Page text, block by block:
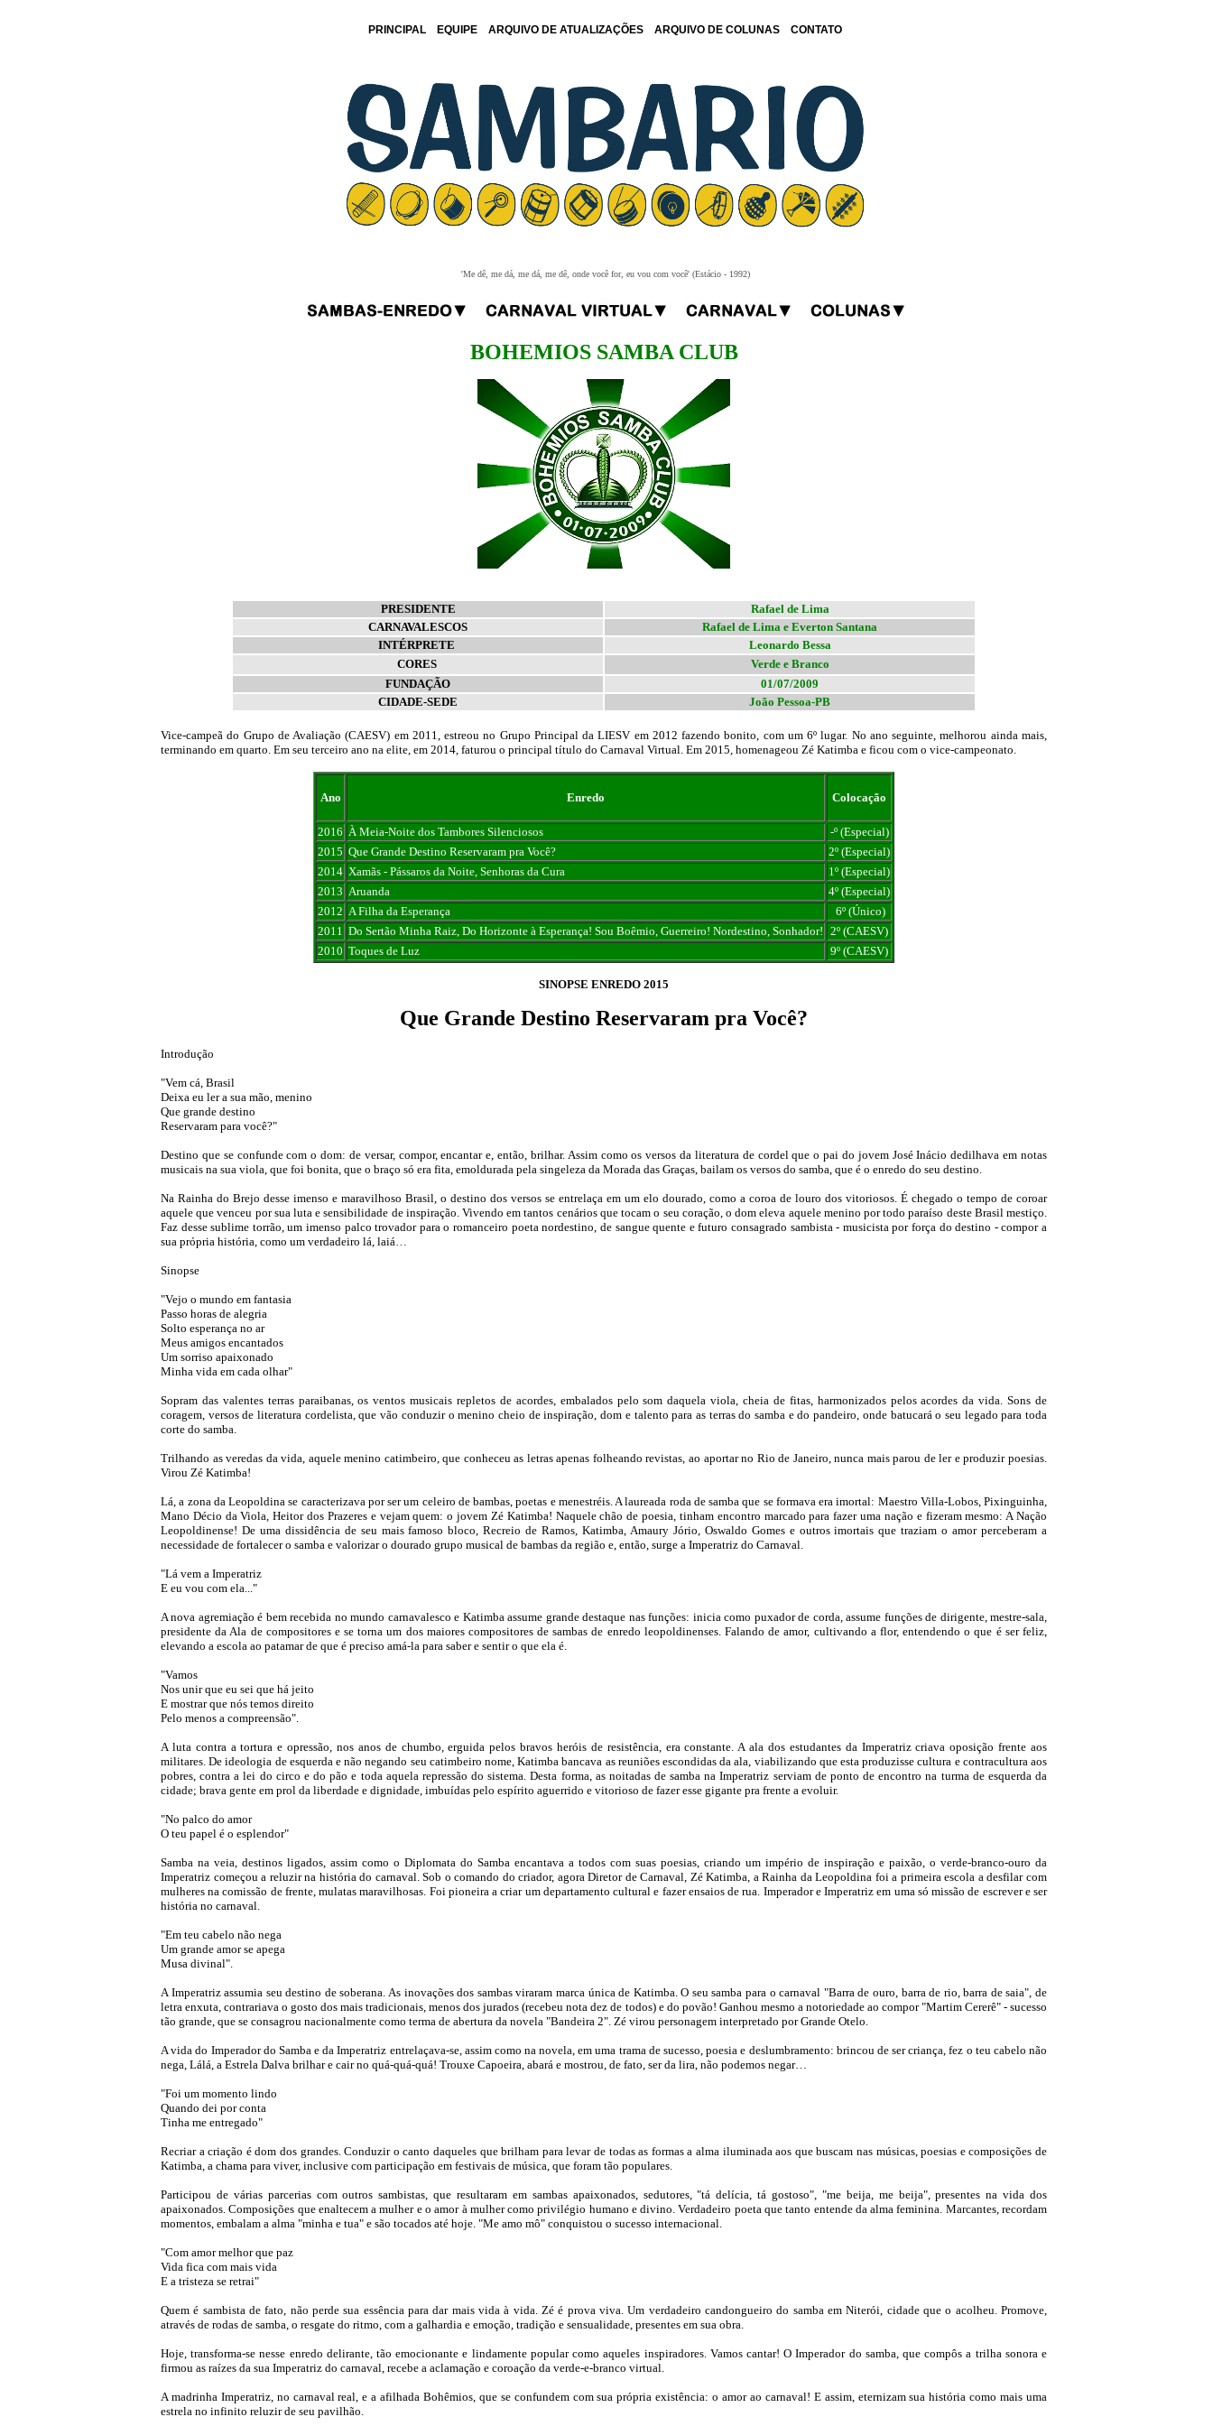
PRINCIPAL EQUIPE ARQUIVO DE ATUALIZAÇÕES ARQUIVO DE COLUNAS CONTATO
'Me dê, me dá, me dá, me dê, onde você for, eu vou com você' (Estácio - 1992)
BOHEMIOS SAMBA CLUB
PRESIDENTE
Rafael de Lima
CARNAVALESCOS
Rafael de Lima e Everton Santana
INTÉRPRETE
Leonardo Bessa
CORES
Verde e Branco
FUNDAÇÃO
01/07/2009
CIDADE-SEDE
João Pessoa-PB
Vice-campeã do Grupo de Avaliação (CAESV) em 2011, estreou no Grupo Principal da LIESV em 2012 fazendo bonito, com um 6º lugar. No ano seguinte, melhorou ainda mais,
terminando em quarto. Em seu terceiro ano na elite, em 2014, faturou o principal título do Carnaval Virtual. Em 2015, homenageou Zé Katimba e ficou com o vice-campeonato.
Ano Enredo Colocação
2016 À Meia-Noite dos Tambores Silenciosos
-º (Especial)
2015 Que Grande Destino Reservaram pra Você?
2º (Especial)
2014 Xamãs - Pássaros da Noite, Senhoras da Cura
1º (Especial)
2013 Aruanda
4º (Especial)
2012 A Filha da Esperança
6º (Único)
2011 Do Sertão Minha Raiz, Do Horizonte à Esperança! Sou Boêmio, Guerreiro! Nordestino, Sonhador! 2º (CAESV)
2010 Toques de Luz 9º (CAESV)
SINOPSE ENREDO 2015
Que Grande Destino Reservaram pra Você?
Introdução
"Vem cá, Brasil
Deixa eu ler a sua mão, menino
Que grande destino
Reservaram para você?"
Destino que se confunde com o dom: de versar, compor, encantar e, então, brilhar. Assim como os versos da literatura de cordel que o pai do jovem José Inácio dedilhava em notas
musicais na sua viola, que foi bonita, que o braço só era fita, emoldurada pela singeleza da Morada das Graças, bailam os versos do samba, que é o enredo do seu destino.
Na Rainha do Brejo desse imenso e maravilhoso Brasil, o destino dos versos se entrelaça em um elo dourado, como a coroa de louro dos vitoriosos. É chegado o tempo de coroar
aquele que venceu por sua luta e sensibilidade de inspiração. Vivendo em tantos cenários que tocam o seu coração, o dom eleva aquele menino por todo paraíso deste Brasil mestiço.
Faz desse sublime torrão, um imenso palco trovador para o romanceiro poeta nordestino, de sangue quente e futuro consagrado sambista - musicista por força do destino - compor a
sua própria história, como um verdadeiro lá, laiá…
Sinopse
"Vejo o mundo em fantasia
Passo horas de alegria
Solto esperança no ar
Meus amigos encantados
Um sorriso apaixonado
Minha vida em cada olhar"
Sopram das valentes terras paraibanas, os ventos musicais repletos de acordes, embalados pelo som daquela viola, cheia de fitas, harmonizados pelos acordes da vida. Sons de
coragem, versos de literatura cordelista, que vão conduzir o menino cheio de inspiração, dom e talento para as terras do samba e do pandeiro, onde batucará o seu legado para toda
corte do samba.
Trilhando as veredas da vida, aquele menino catimbeiro, que conheceu as letras apenas folheando revistas, ao aportar no Rio de Janeiro, nunca mais parou de ler e produzir poesias.
Virou Zé Katimba!
Lá, a zona da Leopoldina se caracterizava por ser um celeiro de bambas, poetas e menestréis. A laureada roda de samba que se formava era imortal: Maestro Villa-Lobos, Pixinguinha,
Mano Décio da Viola, Heitor dos Prazeres e vejam quem: o jovem Zé Katimba! Naquele chão de poesia, tinham encontro marcado para fazer uma nação e fizeram mesmo: A Nação
Leopoldinense! De uma dissidência de seu mais famoso bloco, Recreio de Ramos, Katimba, Amaury Jório, Oswaldo Gomes e outros imortais que traziam o amor perceberam a
necessidade de fortalecer o samba e valorizar o dourado grupo musical de bambas da região e, então, surge a Imperatriz do Carnaval.
"Lá vem a Imperatriz
E eu vou com ela..."
A nova agremiação é bem recebida no mundo carnavalesco e Katimba assume grande destaque nas funções: inicia como puxador de corda, assume funções de dirigente, mestre-sala,
presidente da Ala de compositores e se torna um dos maiores compositores de sambas de enredo leopoldinenses. Falando de amor, cultivando a flor, entendendo o que é ser feliz,
elevando a escola ao patamar de que é preciso amá-la para saber e sentir o que ela é.
"Vamos
Nos unir que eu sei que há jeito
E mostrar que nós temos direito
Pelo menos a compreensão".
A luta contra a tortura e opressão, nos anos de chumbo, erguida pelos bravos heróis de resistência, era constante. A ala dos estudantes da Imperatriz criava oposição frente aos
militares. De ideologia de esquerda e não negando seu catimbeiro nome, Katimba bancava as reuniões escondidas da ala, viabilizando que esta produzisse cultura e contracultura aos
pobres, contra a lei do circo e do pão e toda aquela repressão do sistema. Desta forma, as noitadas de samba na Imperatriz serviam de ponto de encontro na turma de esquerda da
cidade; brava gente em prol da liberdade e dignidade, imbuídas pelo espírito aguerrido e vitorioso de fazer esse gigante pra frente a evoluir.
"No palco do amor
O teu papel é o esplendor"
Samba na veia, destinos ligados, assim como o Diplomata do Samba encantava a todos com suas poesias, criando um império de inspiração e paixão, o verde-branco-ouro da
Imperatriz começou a reluzir na história do carnaval. Sob o comando do criador, agora Diretor de Carnaval, Zé Katimba, a Rainha da Leopoldina foi a primeira escola a desfilar com
mulheres na comissão de frente, mulatas maravilhosas. Foi pioneira a criar um departamento cultural e fazer ensaios de rua. Imperador e Imperatriz em uma só missão de escrever e ser
história no carnaval.
"Em teu cabelo não nega
Um grande amor se apega
Musa divinal".
A Imperatriz assumia seu destino de soberana. As inovações dos sambas viraram marca única de Katimba. O seu samba para o carnaval "Barra de ouro, barra de rio, barra de saia", de
letra enxuta, contrariava o gosto dos mais tradicionais, menos dos jurados (recebeu nota dez de todos) e do povão! Ganhou mesmo a notoriedade ao compor "Martim Cererê" - sucesso
tão grande, que se consagrou nacionalmente como terma de abertura da novela "Bandeira 2". Zé virou personagem interpretado por Grande Otelo.
A vida do Imperador do Samba e da Imperatriz entrelaçava-se, assim como na novela, em uma trama de sucesso, poesia e deslumbramento: brincou de ser criança, fez o teu cabelo não
nega, Lálá, a Estrela Dalva brilhar e cair no quá-quá-quá! Trouxe Capoeira, abará e mostrou, de fato, ser da lira, não podemos negar…
"Foi um momento lindo
Quando dei por conta
Tinha me entregado"
Recriar a criação é dom dos grandes. Conduzir o canto daqueles que brilham para levar de todas as formas a alma iluminada aos que buscam nas músicas, poesias e composições de
Katimba, a chama para viver, inclusive com participação em festivais de música, que foram tão populares.
Participou de várias parcerias com outros sambistas, que resultaram em sambas apaixonados, sedutores, "tá delícia, tá gostoso", "me beija, me beija", presentes na vida dos
apaixonados. Composições que enaltecem a mulher e o amor à mulher como privilégio humano e divino. Verdadeiro poeta que tanto entende da alma feminina. Marcantes, recordam
momentos, embalam a alma "minha e tua" e são tocados até hoje. "Me amo mô" conquistou o sucesso internacional.
"Com amor melhor que paz
Vida fica com mais vida
E a tristeza se retrai"
Quem é sambista de fato, não perde sua essência para dar mais vida à vida. Zé é prova viva. Um verdadeiro candongueiro do samba em Niterói, cidade que o acolheu. Promove,
através de rodas de samba, o resgate do ritmo, com a galhardia e emoção, tradição e sensualidade, presentes em sua obra.
Hoje, transforma-se nesse enredo delirante, tão emocionante e lindamente popular como aqueles inspiradores. Vamos cantar! O Imperador do samba, que compôs a trilha sonora e
firmou as raízes da sua Imperatriz do carnaval, recebe a aclamação e coroação da verde-e-branco virtual.
A madrinha Imperatriz, no carnaval real, e a afilhada Bohêmios, que se confundem com sua própria existência: o amor ao carnaval! E assim, eternizam sua história como mais uma
estrela no infinito reluzir de seu pavilhão.